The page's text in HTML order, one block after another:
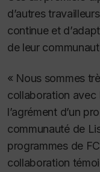
d’autres
continue et
de leur
« Nous sommes
collaboration avec
l’agrément d’un
communauté de
programmes de
collaboration